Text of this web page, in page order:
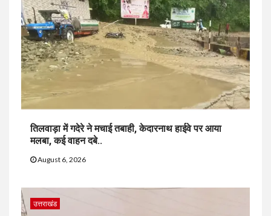
तिलवाड़ा में गदेरे ने मचाई तबाही, केदारनाथ हाईवे पर आया
मलबा, कई वाहन दबे..
August 6, 2026
उत्तराखंड